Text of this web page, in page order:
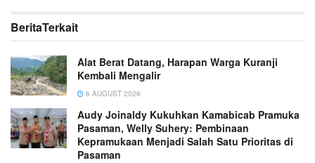
BeritaTerkait
Alat Berat Datang, Harapan Warga Kuranji
Kembali Mengalir
6 AUGUST 2026
Audy Joinaldy Kukuhkan Kamabicab Pramuka
Pasaman, Welly Suhery: Pembinaan
Kepramukaan Menjadi Salah Satu Prioritas di
Pasaman